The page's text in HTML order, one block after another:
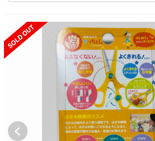
SOLD OUT